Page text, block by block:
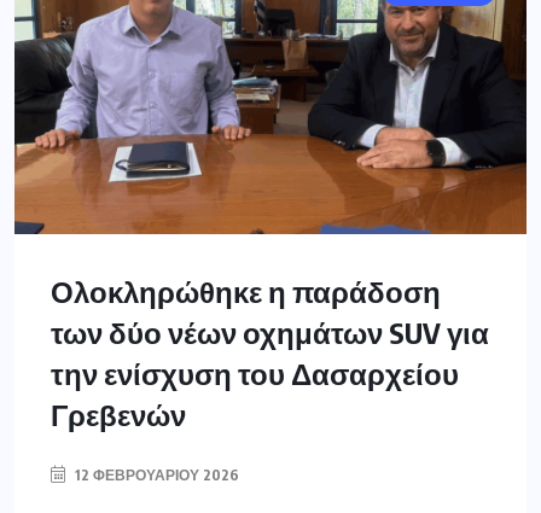
Ολοκληρώθηκε η παράδοση
των δύο νέων οχημάτων SUV για
την ενίσχυση του Δασαρχείου
Γρεβενών
12 ΦΕΒΡΟΥΑΡΊΟΥ 2026